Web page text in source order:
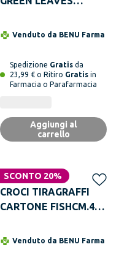
Venduto da BENU Farma
Spedizione Gratis da
23,99 € o Ritiro Gratis in
Farmacia o Parafarmacia
Aggiungi al
carrello
SCONTO 20%
CROCI TIRAGRAFFI
CARTONE FISHCM.44
6 pezzi
Venduto da BENU Farma